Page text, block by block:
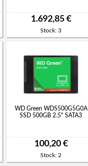
1.692,85 €
Stock: 3
WD Green WDS500G5G0A
SSD 500GB 2.5" SATA3
100,20 €
Stock: 2